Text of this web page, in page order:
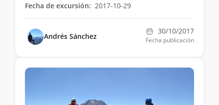
Fecha de excursión: 2017-10-29
Andrés Sánchez
30/10/2017
Fecha publicación